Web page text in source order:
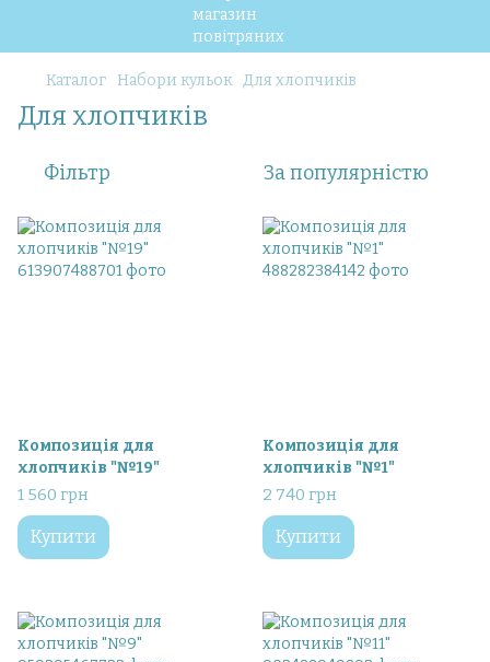
Каталог Набори кульок Для хлопчиків
Для хлопчиків
Фільтр За популярністю
Композиція для
хлопчиків "№19"
1 560 грн
Купити
Композиція для
хлопчиків "№1"
2 740 грн
Купити